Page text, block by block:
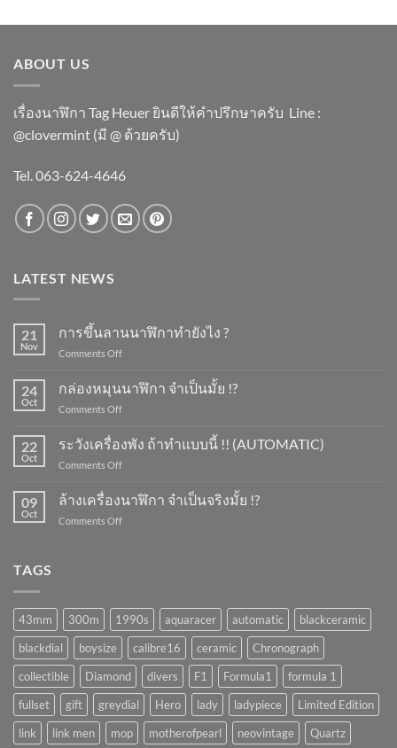
ABOUT US
เรื่องนาฬิกา Tag Heuer ยินดีให้คำปรึกษาครับ ​Line :
@clovermint (มี @ ด้วยครับ)
Tel. 063-624-4646
LATEST NEWS
21
Nov
การขึ้นลานนาฬิกาทำยังไง ?
Comments Offon
ยัง
24
Oct
กล่องหมุนนาฬิกา จำเป็นมั้ย !?
Comments Offon
หมุน
!?
22
Oct
ระวังเครื่องพัง ถ้าทำแบบนี้ !! (AUTOMATIC)
Comments Offon
เครื่อง
09
Oct
ล้างเครื่องนาฬิกา จำเป็นจริงมั้ย !?
Comments Offon
มั้ย
!?
TAGS
43mm 300m 1990s aquaracer automatic
blackceramic
blackdial
boysize calibre16 ceramic
Chronograph
collectible
Diamond divers F1 Formula1
formula 1
fullset
gift greydial Hero lady ladypiece
Limited Edition
link
link men mop motherofpearl neovintage Quartz